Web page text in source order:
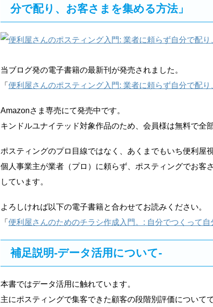
分で配り、お客さまを集める方法」
当ブログ発の電子書籍の最新刊が発売されました。
「 便利屋さんのポスティング入門: 業者に頼らず自分で配
Amazonさま専売にて発売中です。
キンドルユナイテッド対象作品のため、会員様は無料で全
ポスティングのプロ目線ではなく、あくまでもいち便利屋
個人事業主が業者（プロ）に頼らず、ポスティングでお客
しています。
よろしければ以下の電子書籍と合わせてお読みください。
「 便利屋さんのためのチラシ作成入門。: 自分でつくって
補足説明-データ活用について-
本書ではデータ活用に触れています。
主にポスティングで集客できた顧客の段階別評価についてで